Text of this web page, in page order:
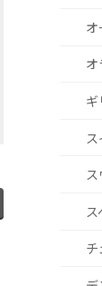
オ
オ
ギ
ス
ス
チ